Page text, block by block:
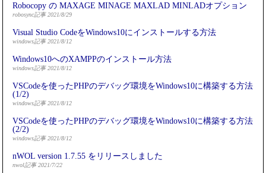
Robocopy の MAXAGE MINAGE MAXLAD MINLADオプション
robosync記事 2021/8/29
Visual Studio CodeをWindows10にインストールする方法
windows記事 2021/8/12
Windows10へのXAMPPのインストール方法
windows記事 2021/8/12
VSCodeを使ったPHPのデバッグ環境をWindows10に構築する方法
(1/2)
windows記事 2021/8/12
VSCodeを使ったPHPのデバッグ環境をWindows10に構築する方法
(2/2)
windows記事 2021/8/12
nWOL version 1.7.55 をリリースしました
nwol記事 2021/7/22